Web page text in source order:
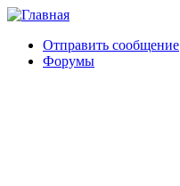
Отправить сообщение
Форумы